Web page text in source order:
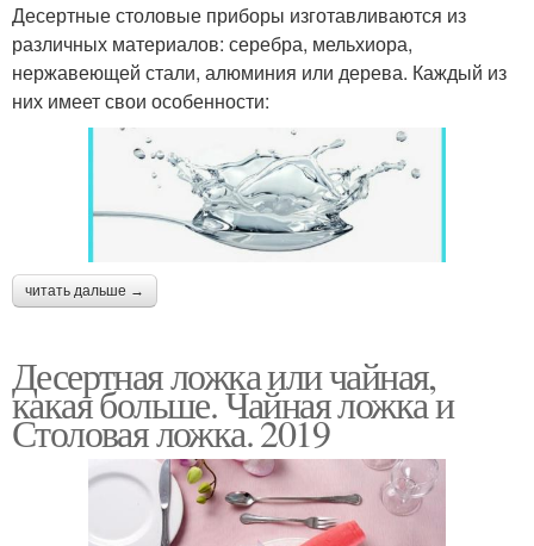
Десертные столовые приборы изготавливаются из
различных материалов: серебра, мельхиора,
нержавеющей стали, алюминия или дерева. Каждый из
них имеет свои особенности:
читать дальше →
Десертная ложка или чайная,
какая больше. Чайная ложка и
Столовая ложка. 2019